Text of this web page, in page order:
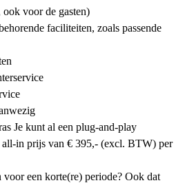
voor de gasten)
faciliteiten, zoals passende
Je kunt al een plug-and-play
all-in prijs van € 395,- (excl. BTW) per
een korte(re) periode? Ook dat